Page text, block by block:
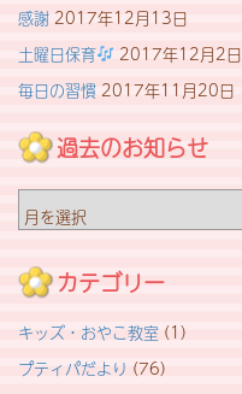
感謝 2017年12月13日
土曜日保育
2017年12月2日
毎日の習慣 2017年11月20日
過去のお知らせ
過
去
お
知
ら
カテゴリー
キッズ・おやこ教室 (1)
プティパだより (76)